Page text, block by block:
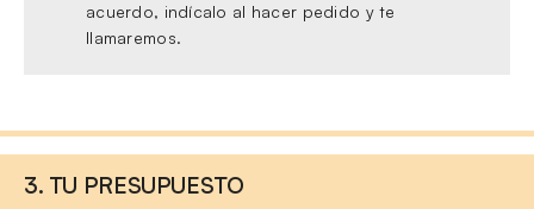
acuerdo, indícalo al hacer pedido y te
llamaremos.
3. TU PRESUPUESTO